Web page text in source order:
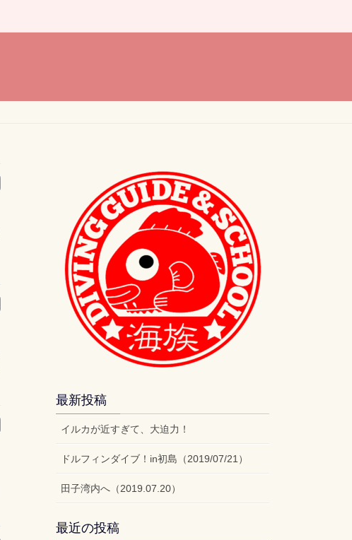
最新投稿
イルカが近すぎて、大迫力！
ドルフィンダイブ！in初島（2019/07/21）
田子湾内へ（2019.07.20）
最近の投稿